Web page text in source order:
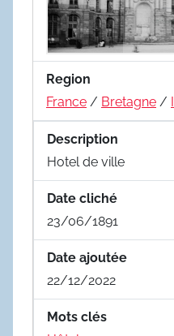
Region
France / Bretagne /
Description
Hotel de ville
Date cliché
23/06/1891
Date ajoutée
22/12/2022
Mots clés